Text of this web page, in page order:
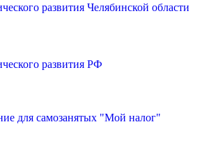
развития Челябинской области
развития РФ
для самозанятых "Мой налог"